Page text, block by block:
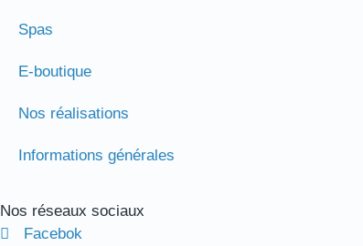
Spas
E-boutique
Nos réalisations
Informations générales
Nos réseaux sociaux
Facebok